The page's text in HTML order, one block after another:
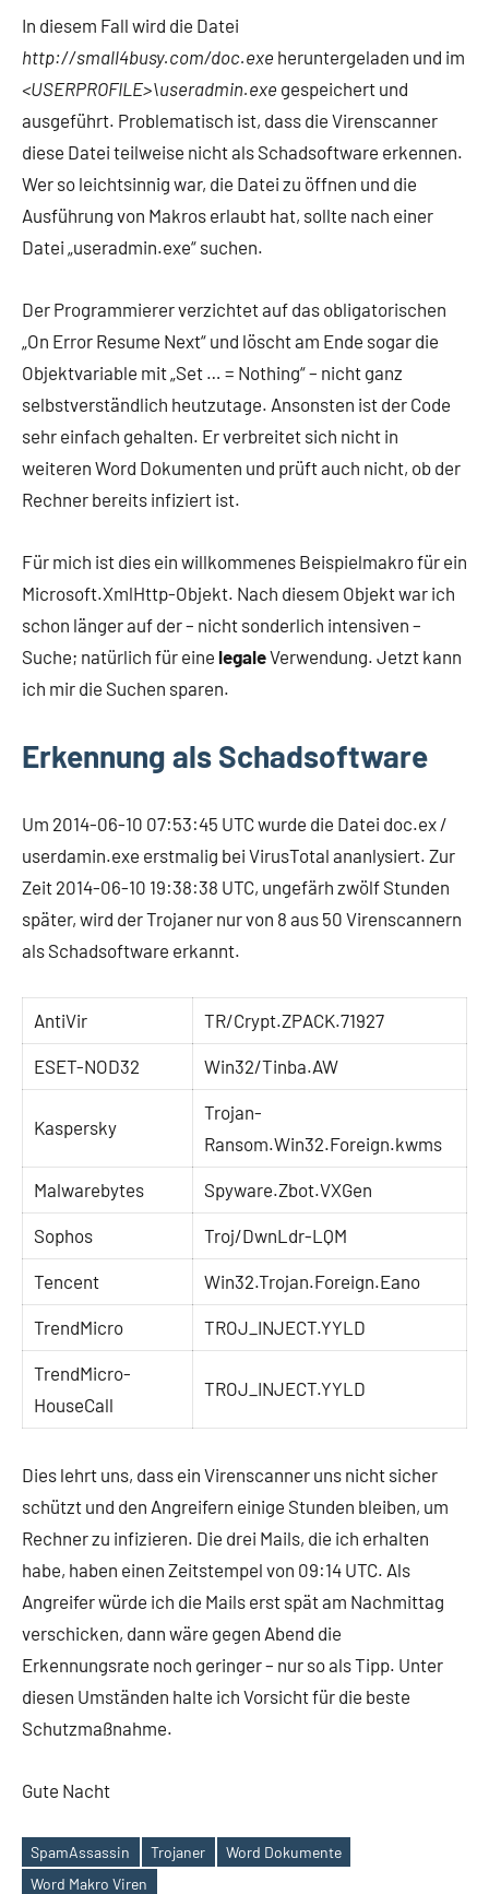
In diesem Fall wird die Datei
http://small4busy.com/doc.exe heruntergeladen und im
<USERPROFILE>\useradmin.exe gespeichert und
ausgeführt. Problematisch ist, dass die Virenscanner
diese Datei teilweise nicht als Schadsoftware erkennen.
Wer so leichtsinnig war, die Datei zu öffnen und die
Ausführung von Makros erlaubt hat, sollte nach einer
Datei „useradmin.exe“ suchen.
Der Programmierer verzichtet auf das obligatorischen
„On Error Resume Next“ und löscht am Ende sogar die
Objektvariable mit „Set … = Nothing“ – nicht ganz
selbstverständlich heutzutage. Ansonsten ist der Code
sehr einfach gehalten. Er verbreitet sich nicht in
weiteren Word Dokumenten und prüft auch nicht, ob der
Rechner bereits infiziert ist.
Für mich ist dies ein willkommenes Beispielmakro für ein
Microsoft.XmlHttp-Objekt. Nach diesem Objekt war ich
schon länger auf der – nicht sonderlich intensiven –
Suche; natürlich für eine legaleVerwendung. Jetzt kann
ich mir die Suchen sparen.
Erkennung als Schadsoftware
Um 2014-06-10 07:53:45 UTC wurde die Datei doc.ex /
userdamin.exe erstmalig bei VirusTotal ananlysiert. Zur
Zeit 2014-06-10 19:38:38 UTC, ungefärh zwölf Stunden
später, wird der Trojaner nur von 8 aus 50 Virenscannern
als Schadsoftware erkannt.
AntiVir TR/Crypt.ZPACK.71927
ESET-NOD32 Win32/Tinba.AW
Kaspersky
Trojan-
Ransom.Win32.Foreign.kwms
Malwarebytes Spyware.Zbot.VXGen
Sophos Troj/DwnLdr-LQM
Tencent Win32.Trojan.Foreign.Eano
TrendMicro TROJ_INJECT.YYLD
TrendMicro-
HouseCall
TROJ_INJECT.YYLD
Dies lehrt uns, dass ein Virenscanner uns nicht sicher
schützt und den Angreifern einige Stunden bleiben, um
Rechner zu infizieren. Die drei Mails, die ich erhalten
habe, haben einen Zeitstempel von 09:14 UTC. Als
Angreifer würde ich die Mails erst spät am Nachmittag
verschicken, dann wäre gegen Abend die
Erkennungsrate noch geringer – nur so als Tipp. Unter
diesen Umständen halte ich Vorsicht für die beste
Schutzmaßnahme.
Gute Nacht
Schlagwörter
SpamAssassin Trojaner
Word Dokumente
Word Makro Viren